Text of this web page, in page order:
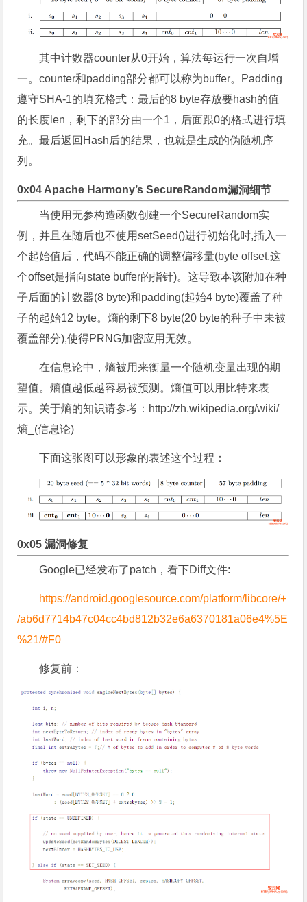
其中计数器counter从0开始，算法每运行一次自增
一。counter和padding部分都可以称为buffer。Padding
遵守SHA-1的填充格式：最后的8 byte存放要hash的值
的长度len，剩下的部分由一个1，后面跟0的格式进行填
充。最后返回Hash后的结果，也就是生成的伪随机序
列。
0x04 Apache Harmony’s SecureRandom漏洞细节
当使用无参构造函数创建一个SecureRandom实
例，并且在随后也不使用setSeed()进行初始化时,插入一
个起始值后，代码不能正确的调整偏移量(byte offset,这
个offset是指向state buffer的指针)。这导致本该附加在种
子后面的计数器(8 byte)和padding(起始4 byte)覆盖了种
子的起始12 byte。熵的剩下8 byte(20 byte的种子中未被
覆盖部分),使得PRNG加密应用无效。
在信息论中，熵被用来衡量一个随机变量出现的期
望值。熵值越低越容易被预测。熵值可以用比特来表
示。关于熵的知识请参考：http://zh.wikipedia.org/wiki/
熵_(信息论)
下面这张图可以形象的表述这个过程：
0x05 漏洞修复
Google已经发布了patch，看下Diff文件:
https://android.googlesource.com/platform/libcore/+
/ab6d7714b47c04cc4bd812b32e6a6370181a06e4%5E
%21/#F0
修复前：